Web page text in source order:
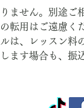
ません。別途ご
転用はご遠慮く
は、レッスン料
ます場合も、振